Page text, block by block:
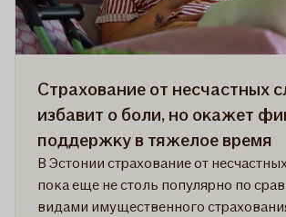
использовать
шипованные
шины
Cтрахование от несчастных
избавит о боли, но окажет
поддержку в тяжелое время
В Эстонии страхование от
пока еще не столь популярно по
видами имущественного